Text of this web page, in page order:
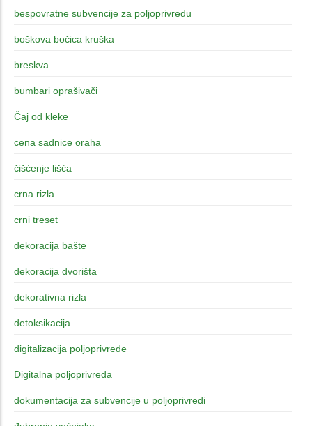
bespovratne subvencije za poljoprivredu
boškova bočica kruška
breskva
bumbari oprašivači
Čaj od kleke
cena sadnice oraha
čišćenje lišća
crna rizla
crni treset
dekoracija bašte
dekoracija dvorišta
dekorativna rizla
detoksikacija
digitalizacija poljoprivrede
Digitalna poljoprivreda
dokumentacija za subvencije u poljoprivredi